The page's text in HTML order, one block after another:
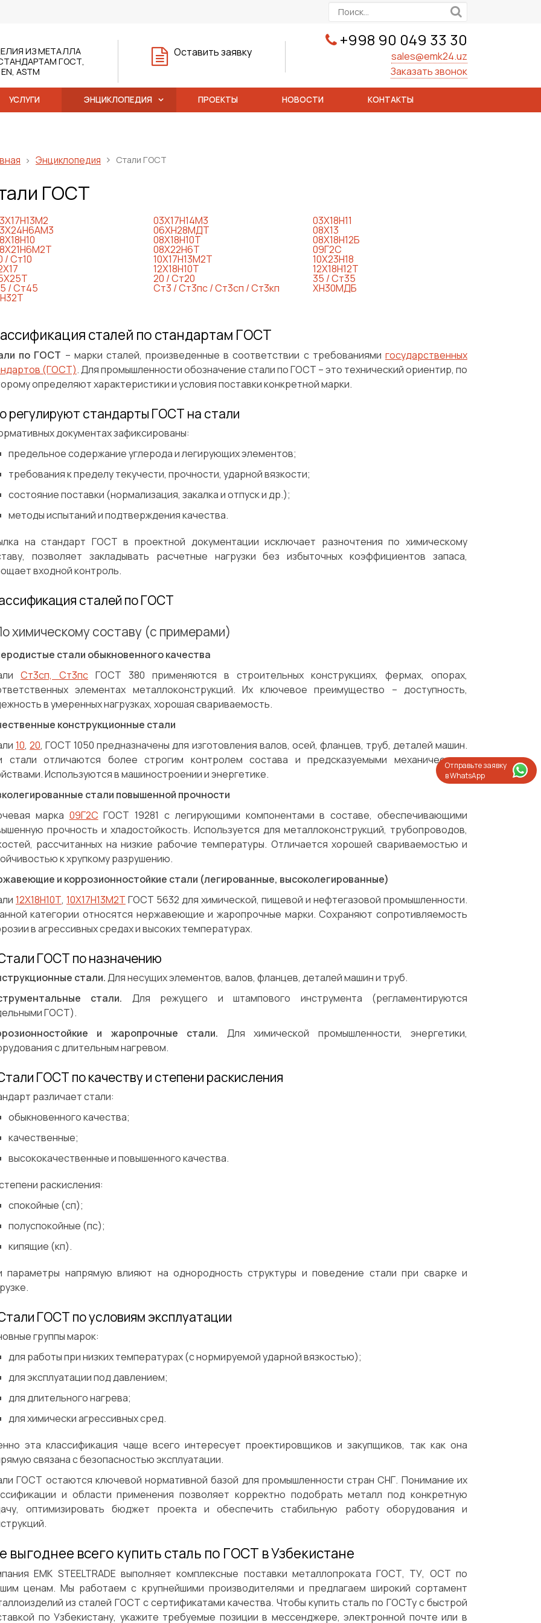
Отправьте заявку
в WhatsApp
+998 90 049 33 30
sales@emk24.uz
Заказать звонок
Оставить заявку
ИЗ МЕТАЛЛА
ГОСТ,
ASTM
УСЛУГИ ЭНЦИКЛОПЕДИЯ ПРОЕКТЫ НОВОСТИ КОНТАКТЫ
Сварка Механическая обработка
Энциклопедия Стали ГОСТ
ГОСТ
03Х17Н14М3 03Х18Н11
06ХН28МДТ 08Х13
08Х18Н10Т 08Х18Н12Б
08Х22Н6Т 09Г2С
/ Ст10 10Х17Н13М2Т 10Х23Н18
12Х18Н10Т 12Х18Н12Т
20 / Ст20 35 / Ст35
/ Ст45 Ст3 / Ст3пс / Ст3сп / Ст3кп ХН30МДБ
сталей по стандартам ГОСТ
по ГОСТ – марки сталей, произведенные в соответствии с требованиямигосударственных
(ГОСТ). Для промышленности обозначение стали по ГОСТ – это технический ориентир, по
определяют характеристики и условия поставки конкретной марки.
регулируют стандарты ГОСТ на стали
документах зафиксированы:
предельное содержание углерода и легирующих элементов;
требования к пределу текучести, прочности, ударной вязкости;
состояние поставки (нормализация, закалка и отпуск и др.);
методы испытаний и подтверждения качества.
на стандарт ГОСТ в проектной документации исключает разночтения по химическому
позволяет закладывать расчетные нагрузки без избыточных коэффициентов запаса,
входной контроль.
сталей по ГОСТ
химическому составу (с примерами)
стали обыкновенного качества
Ст3сп, Ст3пс ГОСТ 380 применяются в строительных конструкциях, фермах, опорах,
элементах металлоконструкций. Их ключевое преимущество – доступность,
в умеренных нагрузках, хорошая свариваемость.
конструкционные стали
10,20, ГОСТ 1050 предназначены для изготовления валов, осей, фланцев, труб, деталей машин.
стали отличаются более строгим контролем состава и предсказуемыми механическими
Используются в машиностроении и энергетике.
стали повышенной прочности
марка 09Г2С ГОСТ 19281 с легирующими компонентами в составе, обеспечивающими
прочность и хладостойкость. Используется для металлоконструкций, трубопроводов,
рассчитанных на низкие рабочие температуры. Отличается хорошей свариваемостью и
к хрупкому разрушению.
и коррозионностойкие стали (легированные, высоколегированные)
12Х18Н10Т, 10Х17Н13М2Т ГОСТ 5632 для химической, пищевой и нефтегазовой промышленности.
категории относятся нержавеющие и жаропрочные марки. Сохраняют сопротивляемость
в агрессивных средах и высоких температурах.
ГОСТ по назначению
стали.Для несущих элементов, валов, фланцев, деталей машин и труб.
стали. Для режущего и штампового инструмента (регламентируются
ГОСТ).
и жаропрочные стали. Для химической промышленности, энергетики,
с длительным нагревом.
ГОСТ по качеству и степени раскисления
различает стали:
обыкновенного качества;
качественные;
высококачественные и повышенного качества.
раскисления:
спокойные (сп);
полуспокойные (пс);
кипящие (кп).
параметры напрямую влияют на однородность структуры и поведение стали при сварке и
ГОСТ по условиям эксплуатации
группы марок:
для работы при низких температурах (с нормируемой ударной вязкостью);
для эксплуатации под давлением;
для длительного нагрева;
для химически агрессивных сред.
эта классификация чаще всего интересует проектировщиков и закупщиков, так как она
связана с безопасностью эксплуатации.
ГОСТ остаются ключевой нормативной базой для промышленности стран СНГ. Понимание их
и области применения позволяет корректно подобрать металл под конкретную
оптимизировать бюджет проекта и обеспечить стабильную работу оборудования и
выгоднее всего купить сталь по ГОСТ в Узбекистане
EMK STEELTRADE выполняет комплексные поставки металлопроката ГОСТ, ТУ, ОСТ по
ценам. Мы работаем с крупнейшими производителями и предлагаем широкий сортамент
из сталей ГОСТ с сертификатами качества. Чтобы купить сталь по ГОСТу с быстрой
по Узбекистану, укажите требуемые позиции в мессенджере, электронной почте или в